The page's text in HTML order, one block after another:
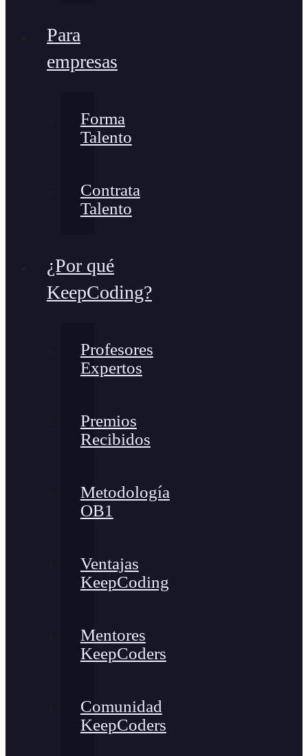
Para
empresas
Forma
Talento
Contrata
Talento
¿Por qué
KeepCoding?
Profesores
Expertos
Premios
Recibidos
Metodología
OB1
Ventajas
KeepCoding
Mentores
KeepCoders
Comunidad
KeepCoders